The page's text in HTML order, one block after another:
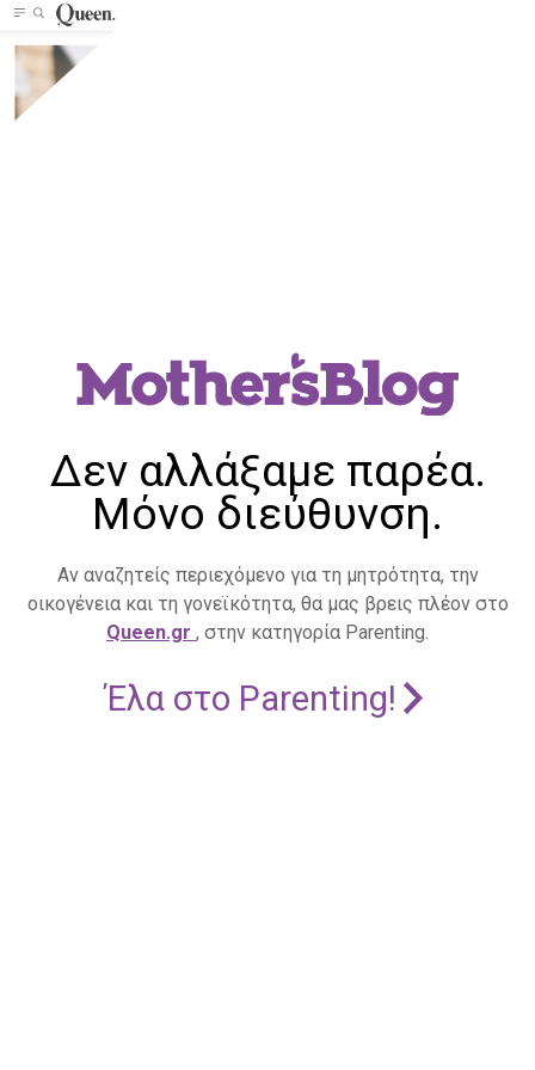
Δεν αλλάξαμε παρέα.
Μόνο διεύθυνση.
Αν αναζητείς περιεχόμενο για τη μητρότητα, την
οικογένεια και τη γονεϊκότητα, θα μας βρεις πλέον στο
Queen.gr , στην κατηγορία Parenting.
Έλα στο Parenting!